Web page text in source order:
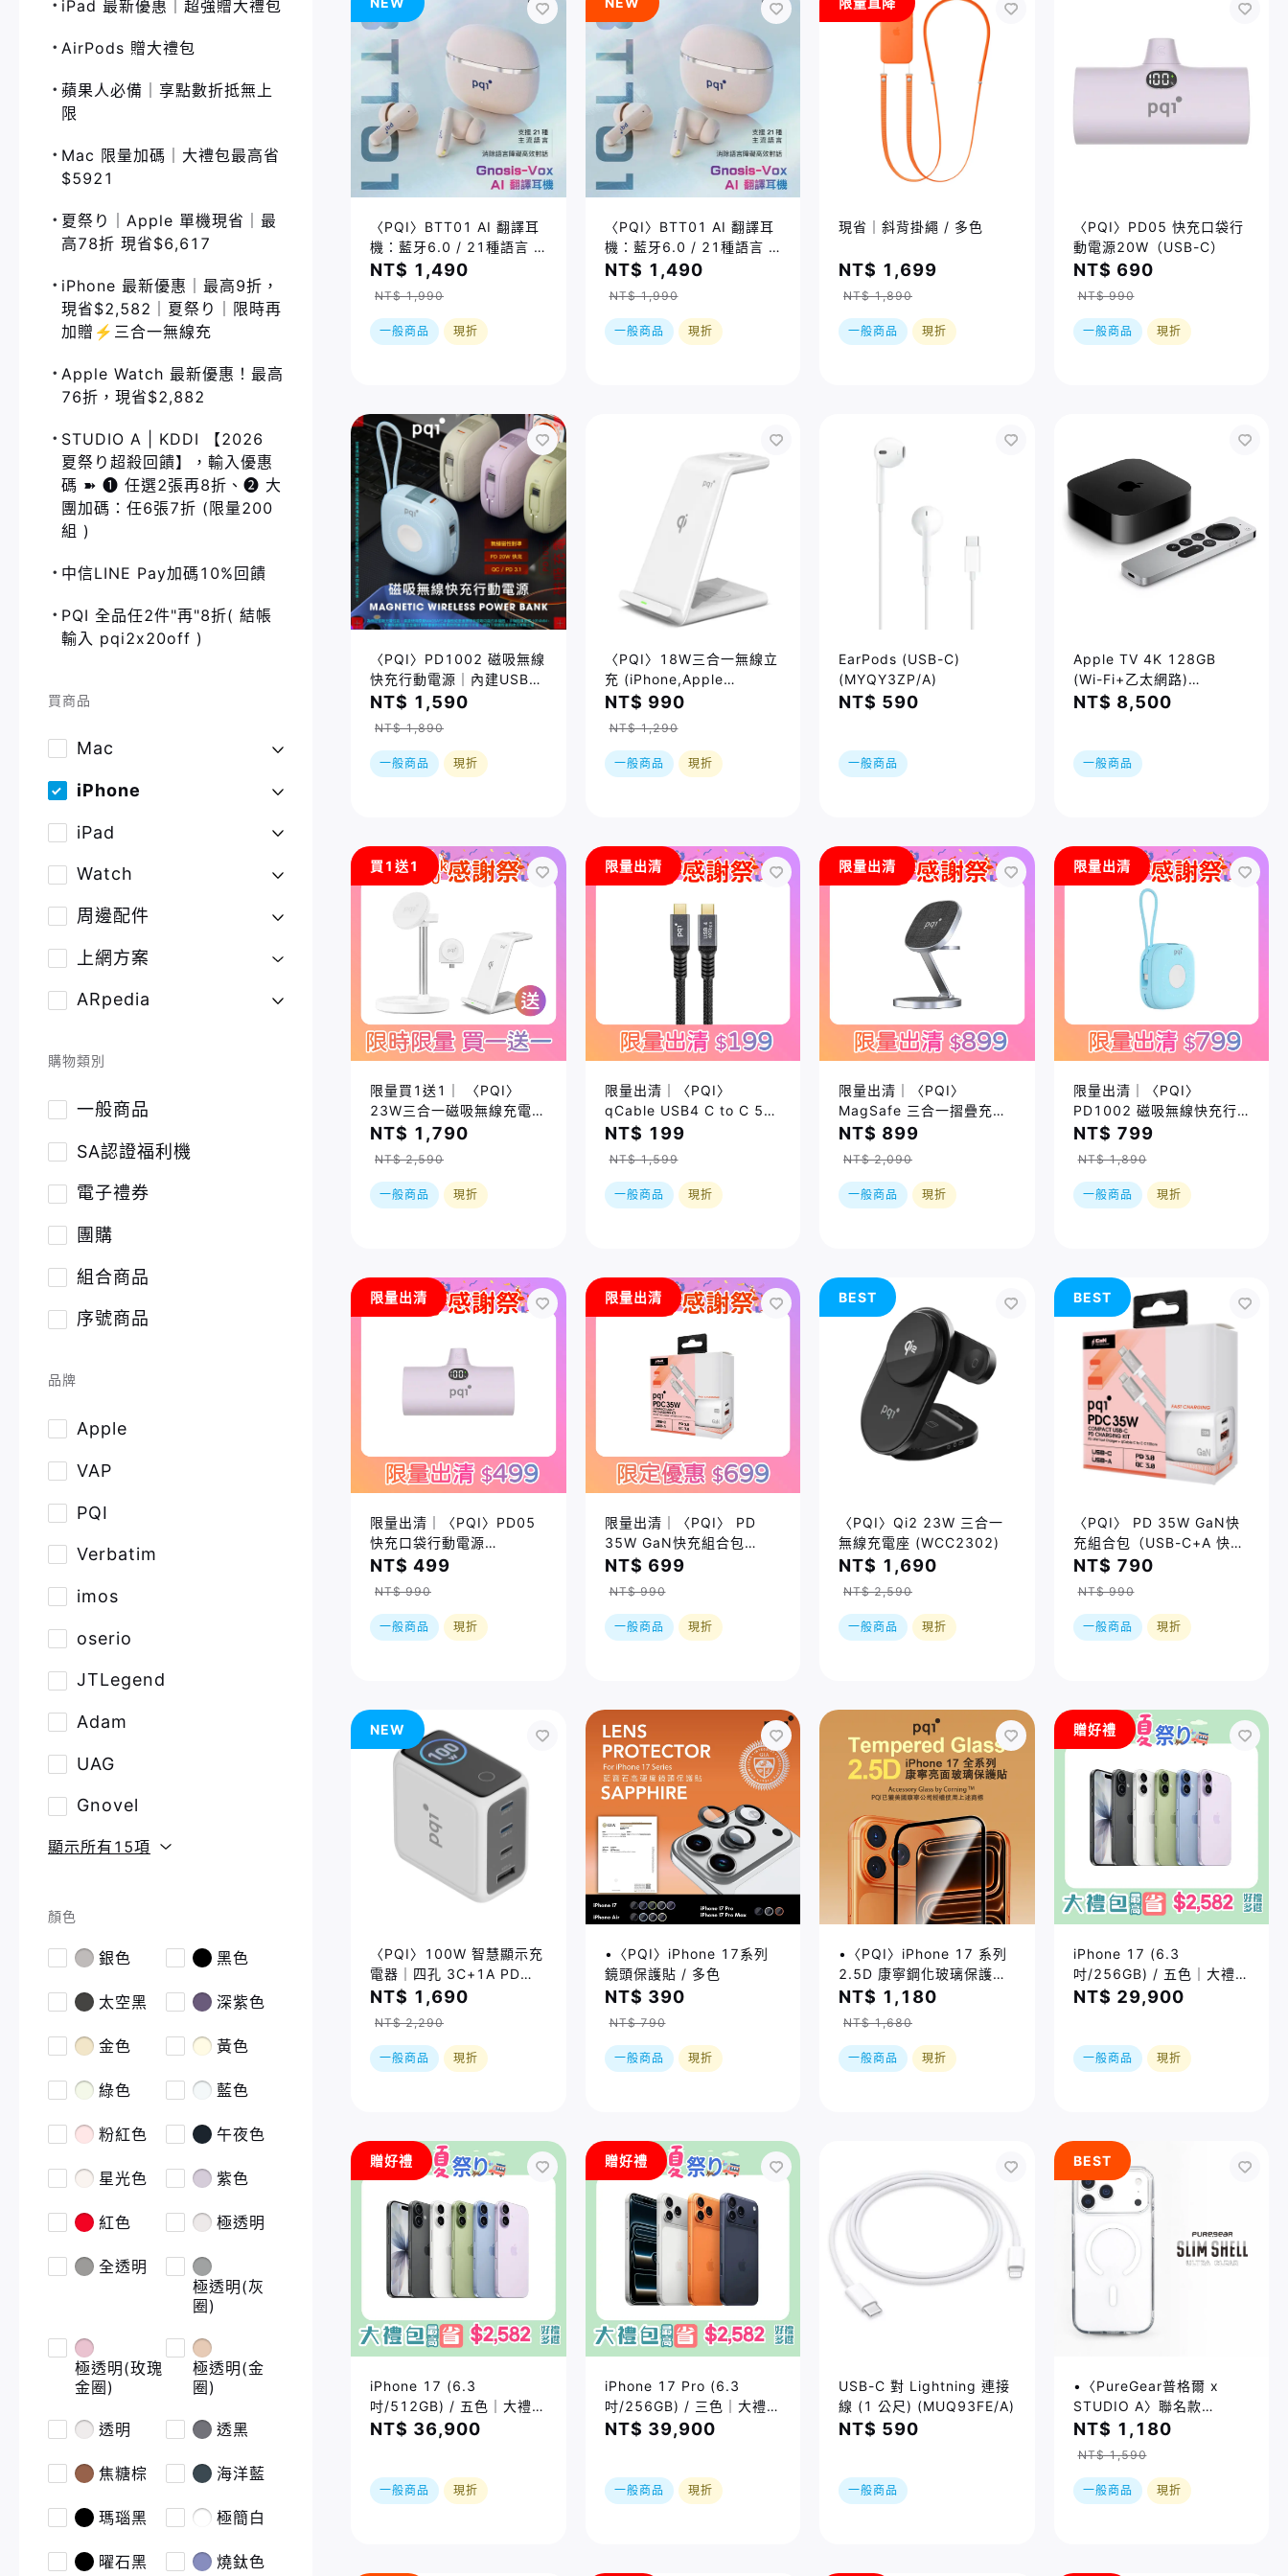
iPad 最新優惠｜超強贈大禮包
AirPods 贈大禮包
蘋果人必備｜享點數折抵無上
限
Mac 限量加碼｜大禮包最高省
$5921
夏祭り｜Apple 單機現省｜最
高78折 現省$6,617
iPhone 最新優惠｜最高9折，
現省$2,582｜夏祭り｜限時再
加贈⚡️三合一無線充
Apple Watch 最新優惠！最高
76折，現省$2,882
STUDIO A | KDDI 【2026
夏祭り超殺回饋】，輸入優惠
碼 ➽ ❶ 任選2張再8折、❷ 大
團加碼：任6張7折 (限量200
組 )
中信LINE Pay加碼10%回饋
PQI 全品任2件"再"8折( 結帳
輸入 pqi2x20off )
買商品
Mac
iPhone
iPad
Watch
周邊配件
上網方案
ARpedia
購物類別
一般商品
SA認證福利機
電子禮券
團購
組合商品
序號商品
品牌
Apple
VAP
PQI
Verbatim
imos
oserio
JTLegend
Adam
UAG
Gnovel
顯示所有15項
顏色
銀色 黑色
太空黑 深紫色
金色 黃色
綠色 藍色
粉紅色 午夜色
星光色 紫色
紅色 極透明
全透明
極透明(灰
圈)
極透明(玫瑰
金圈)
極透明(金
圈)
透明 透黑
焦糖棕 海洋藍
瑪瑙黑 極簡白
曜石黑 燒鈦色
〈PQI〉BTT01 AI 翻譯耳
機：藍牙6.0 / 21種語言 /
6種翻譯模式
NT$ 1,490
NT$ 1,990
一般商品 現折
〈PQI〉BTT01 AI 翻譯耳
機：藍牙6.0 / 21種語言 /
6種翻譯模式
NT$ 1,490
NT$ 1,990
一般商品 現折
現省｜斜背掛繩 / 多色
NT$ 1,699
NT$ 1,890
一般商品 現折
〈PQI〉PD05 快充口袋行
動電源20W（USB-C）
NT$ 690
NT$ 990
一般商品 現折
〈PQI〉PD1002 磁吸無線
快充行動電源｜內建USB-C
充電線
NT$ 1,590
NT$ 1,890
一般商品 現折
〈PQI〉18W三合一無線立
充 (iPhone,Apple
Watch,AiroPds適用)
NT$ 990
NT$ 1,290
一般商品 現折
EarPods (USB-C)
(MYQY3ZP/A)
NT$ 590
一般商品
Apple TV 4K 128GB
(Wi-Fi+乙太網路)
(MN893TA/A)
NT$ 8,500
一般商品
買1送1
限量買1送1｜ 〈PQI〉
23W三合一磁吸無線充電座
(WCS23WR)＿限量售完即
NT$ 1,790
NT$ 2,590
一般商品 現折
限量出清
限量出清｜〈PQI〉
qCable USB4 C to C 5A
大電流快充傳輸線
(100cm) 盒損品S
NT$ 199
NT$ 1,599
一般商品 現折
限量出清
限量出清｜〈PQI〉
MagSafe 三合一摺疊充電
座 (WCC2301) (iPhone、
Apple Watch、AirPods適
用) 盒損品
NT$ 899
NT$ 2,090
一般商品 現折
限量出清
限量出清｜〈PQI〉
PD1002 磁吸無線快充行
動電源｜內建USB-C充電線
盒損品
NT$ 799
NT$ 1,890
一般商品 現折
限量出清
限量出清｜〈PQI〉PD05
快充口袋行動電源
20W（USB-C）盒損品
NT$ 499
NT$ 990
一般商品 現折
限量出清
限量出清｜〈PQI〉 PD
35W GaN快充組合包
（USB-C+A 快充 + USB-
C to C 100公分編織快充
NT$ 699
NT$ 990
一般商品 現折
BEST
〈PQI〉Qi2 23W 三合一
無線充電座 (WCC2302)
NT$ 1,690
NT$ 2,590
一般商品 現折
BEST
〈PQI〉 PD 35W GaN快
充組合包（USB-C+A 快充
+ USB-C to C 100公分編
織快充線)
NT$ 790
NT$ 990
一般商品 現折
NEW
〈PQI〉100W 智慧顯示充
電器｜四孔 3C+1A PD快
充充電器
（PDC100WS1）
NT$ 1,690
NT$ 2,290
一般商品 現折
•〈PQI〉iPhone 17系列
鏡頭保護貼 / 多色
NT$ 390
NT$ 790
一般商品 現折
•〈PQI〉iPhone 17 系列
2.5D 康寧鋼化玻璃保護貼
/ 三種尺寸
NT$ 1,180
NT$ 1,680
一般商品 現折
贈好禮
iPhone 17 (6.3
吋/256GB) / 五色｜大禮包
最高省$2582好禮四選一
際依原廠到貨時間為準
NT$ 29,900
一般商品 現折
贈好禮
iPhone 17 (6.3
吋/512GB) / 五色｜大禮包
最高省$2582好禮四選一
訂單及原廠實際到貨時間為
準
NT$ 36,900
一般商品 現折
贈好禮
iPhone 17 Pro (6.3
吋/256GB) / 三色｜大禮包
最高省$2582好禮四選一
NT$ 39,900
一般商品 現折
USB-C 對 Lightning 連接
線 (1 公尺) (MUQ93FE/A)
NT$ 590
一般商品
BEST
•〈PureGear普格爾 x
STUDIO A〉聯名款
iPhone 17系列 磁吸透明
保護殼 / 四種尺寸
NT$ 1,180
NT$ 1,590
一般商品 現折